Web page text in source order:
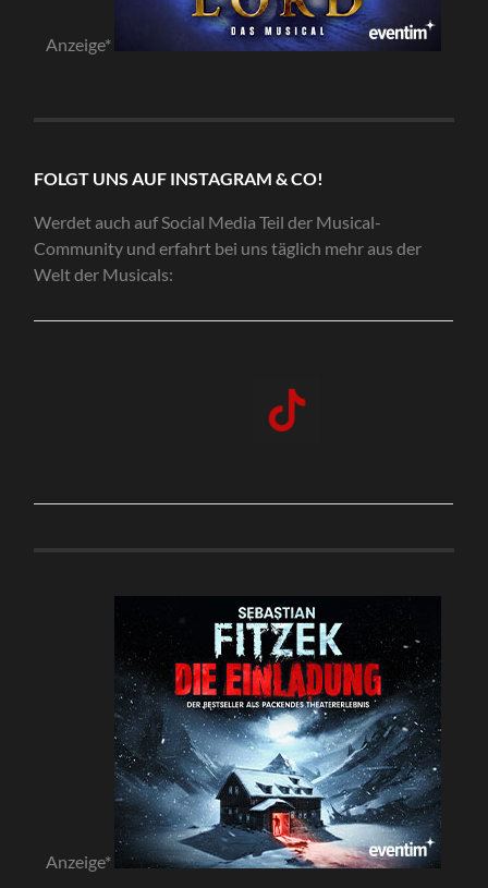
Anzeige*
FOLGT UNS AUF INSTAGRAM & CO!
Werdet auch auf Social Media Teil der Musical-
Community und erfahrt bei uns täglich mehr aus der
Welt der Musicals:
Anzeige*